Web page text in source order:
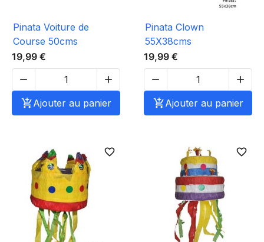
Pinata Voiture de
Course 50cms
19,99 €


Ajouter au panier
Pinata Clown
55X38cms
19,99 €


Ajouter au panier
favorite_border favorite_border